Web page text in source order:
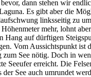
dann stehen wir
Es gibt aber die
linksseitig zu
mehr, lohnt
Hang auf dürftigen
Vom Aussichtspunkt ist
zum See nötig. Doch in
Seeufer erreicht. Die
der See auch umrundet